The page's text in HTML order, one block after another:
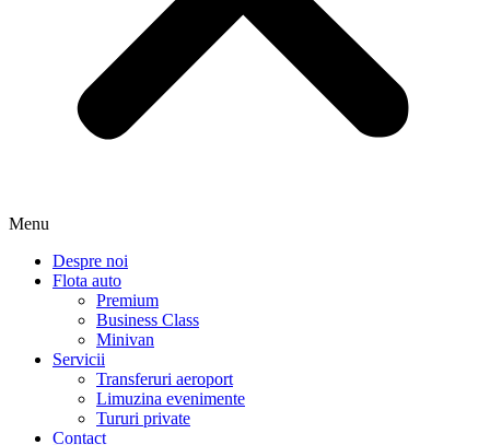
Menu
Despre noi
Flota auto
Premium
Business Class
Minivan
Servicii
Transferuri aeroport
Limuzina evenimente
Tururi private
Contact